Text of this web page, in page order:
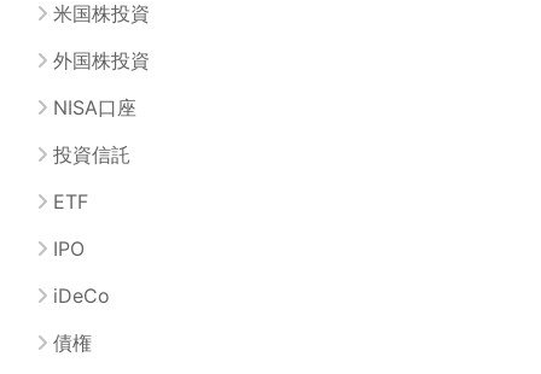
米国株投資
外国株投資
NISA口座
投資信託
ETF
IPO
iDeCo
債権